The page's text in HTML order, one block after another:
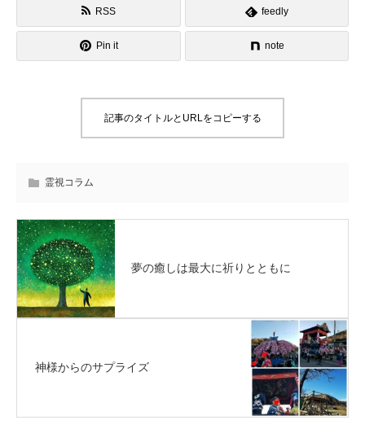
RSS feedly
Pin it note
記事のタイトルとURLをコピーする
霊視コラム
夢の癒しは最大に祈りとともに
神様からのサプライズ